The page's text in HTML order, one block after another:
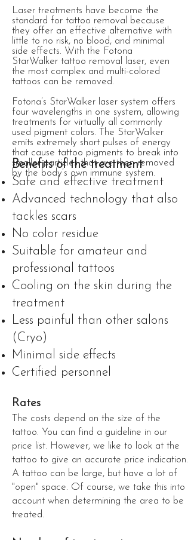
Laser treatments have become the
standard for tattoo removal because
they offer an effective alternative with
little to no risk, no blood, and minimal
side effects. With the Fotona
StarWalker tattoo removal laser, even
the most complex and multi-colored
tattoos can be removed.
Fotona’s StarWalker laser system offers
four wavelengths in one system, allowing
treatments for virtually all commonly
used pigment colors. The StarWalker
emits extremely short pulses of energy
that cause tattoo pigments to break into
smaller particles that are then removed
by the body’s own immune system.
Benefits of the treatment
Safe and effective treatment
Advanced technology that also
tackles scars
No color residue
Suitable for amateur and
professional tattoos
Cooling on the skin during the
treatment
Less painful than other salons
(Cryo)
Minimal side effects
Certified personnel
Rates
The costs depend on the size of the
tattoo. You can find a guideline in our
price list. However, we like to look at the
tattoo to give an accurate price indication.
A tattoo can be large, but have a lot of
"open" space. Of course, we take this into
account when determining the area to be
treated.